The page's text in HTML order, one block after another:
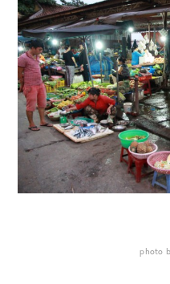
photo